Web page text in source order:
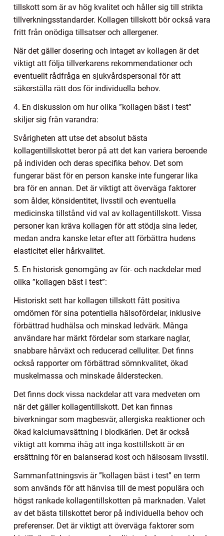
tillskott som är av hög kvalitet och håller sig till strikta
tillverkningsstandarder. Kollagen tillskott bör också vara
fritt från onödiga tillsatser och allergener.
När det gäller dosering och intaget av kollagen är det
viktigt att följa tillverkarens rekommendationer och
eventuellt rådfråga en sjukvårdspersonal för att
säkerställa rätt dos för individuella behov.
4. En diskussion om hur olika ”kollagen bäst i test”
skiljer sig från varandra:
Svårigheten att utse det absolut bästa
kollagentillskottet beror på att det kan variera beroende
på individen och deras specifika behov. Det som
fungerar bäst för en person kanske inte fungerar lika
bra för en annan. Det är viktigt att överväga faktorer
som ålder, könsidentitet, livsstil och eventuella
medicinska tillstånd vid val av kollagentillskott. Vissa
personer kan kräva kollagen för att stödja sina leder,
medan andra kanske letar efter att förbättra hudens
elasticitet eller hårkvalitet.
5. En historisk genomgång av för- och nackdelar med
olika ”kollagen bäst i test”:
Historiskt sett har kollagen tillskott fått positiva
omdömen för sina potentiella hälsofördelar, inklusive
förbättrad hudhälsa och minskad ledvärk. Många
användare har märkt fördelar som starkare naglar,
snabbare hårväxt och reducerad celluliter. Det finns
också rapporter om förbättrad sömnkvalitet, ökad
muskelmassa och minskade ålderstecken.
Det finns dock vissa nackdelar att vara medveten om
när det gäller kollagentillskott. Det kan finnas
biverkningar som magbesvär, allergiska reaktioner och
ökad kalciumavsättning i blodkärlen. Det är också
viktigt att komma ihåg att inga kosttillskott är en
ersättning för en balanserad kost och hälsosam livsstil.
Sammanfattningsvis är ”kollagen bäst i test” en term
som används för att hänvisa till de mest populära och
högst rankade kollagentillskotten på marknaden. Valet
av det bästa tillskottet beror på individuella behov och
preferenser. Det är viktigt att överväga faktorer som